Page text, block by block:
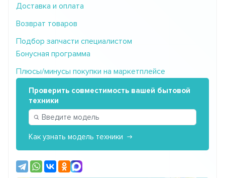
Доставка и оплата
Возврат товаров
Подбор запчасти специалистом
Бонусная программа
Плюсы/минусы покупки на маркетплейсе
Проверить совместимость вашей бытовой
техники
Как узнать модель техники